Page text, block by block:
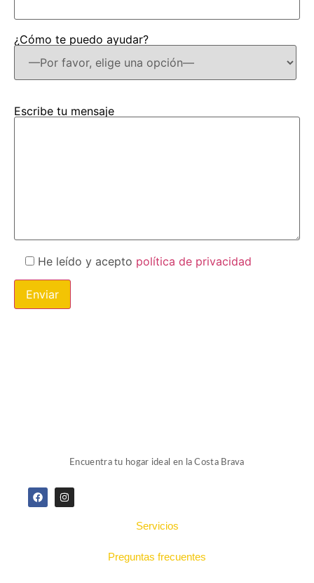
¿Cómo te puedo ayudar?
Escribe tu mensaje
He leído y acepto política de privacidad
Encuentra tu hogar ideal en la Costa Brava
Servicios
Preguntas frecuentes